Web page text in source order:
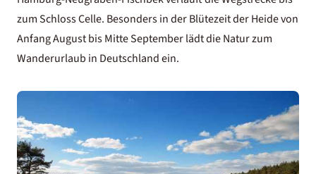
zum Schloss Celle. Besonders in der Blütezeit der Heide von
Anfang August bis Mitte September lädt die Natur zum
Wanderurlaub in Deutschlandein.